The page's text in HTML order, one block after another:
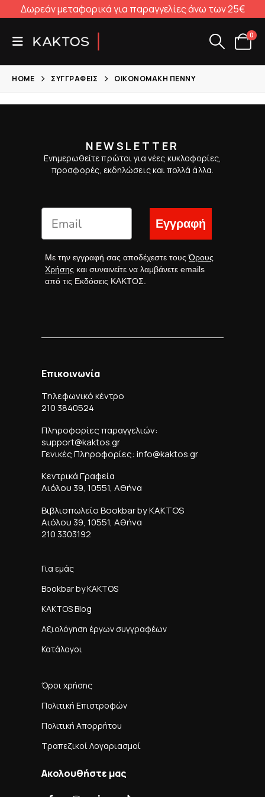
Δωρεάν μεταφορικά για παραγγελίες άνω των 25€
0
HOME ΣΥΓΓΡΑΦΕΊΣ ΟΙΚΟΝΟΜΆΚΗ ΠΈΝΝΥ
NEWSLETTER
Ενημερωθείτε πρώτοι για νέες κυκλοφορίες,
προσφορές, εκδηλώσεις και πολλά άλλα.
Εγγραφή
Με την εγγραφή σας αποδέχεστε τουςΌρους
Χρήσης και συναινείτε να λαμβάνετε emails
από τις Εκδόσεις ΚΑΚΤΟΣ.
Επικοινωνία
Τηλεφωνικό κέντρο
210 3840524
Πληροφορίες παραγγελιών:
support@kaktos.gr
Γενικές Πληροφορίες: info@kaktos.gr
Κεντρικά Γραφεία
Αιόλου 39, 10551, Αθήνα
Βιβλιοπωλείο Bookbar by KAKTOS
Αιόλου 39, 10551, Αθήνα
210 3303192
Για εμάς
Bookbar by KAKTOS
KAKTOS Blog
Αξιολόγηση έργων συγγραφέων
Κατάλογοι
Όροι χρήσης
Πολιτική Επιστροφών
Πολιτική Απορρήτου
Τραπεζικοί Λογαριασμοί
Ακολουθήστε μας